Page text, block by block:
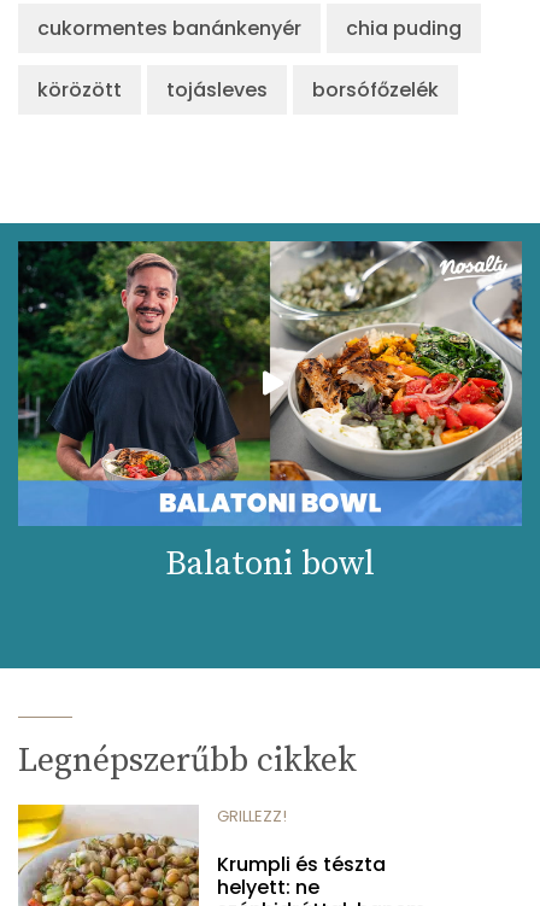
cukormentes banánkenyér chia puding
körözött tojásleves borsófőzelék
Balatoni bowl
Legnépszerűbb cikkek
GRILLEZZ!
Krumpli és tészta
helyett: ne